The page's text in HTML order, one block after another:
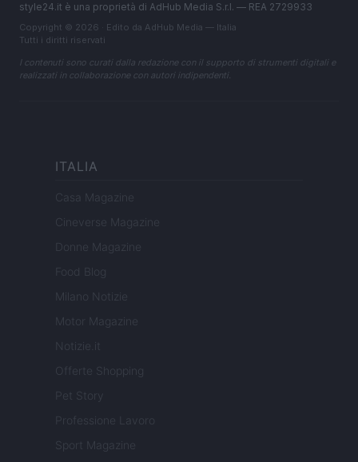
style24.it è una proprietà di AdHub Media S.r.l. — REA 2729933
Copyright © 2026 · Edito da AdHub Media — Italia
Tutti i diritti riservati
I contenuti sono curati dalla redazione con il supporto di strumenti digitali e
realizzati in collaborazione con autori indipendenti.
ITALIA
Casa Magazine
Cineverse Magazine
Donne Magazine
Food Blog
Milano Notizie
Motor Magazine
Notizie.it
Offerte Shopping
Pet Story
Professione Lavoro
Sport Magazine